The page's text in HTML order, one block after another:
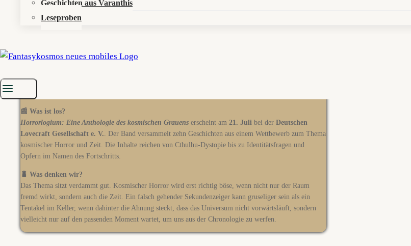
Geschichten aus Varanthis
Leseproben
Startseite»Aktuelles
📰 Was ist los?
Horrorlogium: Eine Anthologie des kosmischen Grauens erscheint am 21. Juli bei der Deutschen
Lovecraft Gesellschaft e. V.. Der Band versammelt zehn Geschichten aus einem Wettbewerb zum Thema
kosmischer Horror und Zeit. Die Inhalte reichen von Cthulhu-Dystopie bis zu Identitätsfragen und
Opfern im Namen des Fortschritts.
🐛 Was denken wir?
Das Thema sitzt verdammt gut. Kosmischer Horror wird erst richtig böse, wenn nicht nur der Raum
fremd wirkt, sondern auch die Zeit. Ein falsch gehender Sekundenzeiger kann gruseliger sein als ein
Tentakel im Keller, wenn dahinter die Ahnung steckt, dass das Universum nicht vorwärtsläuft, sondern
vielleicht nur auf den passenden Moment wartet, um uns aus der Chronologie zu werfen.